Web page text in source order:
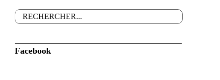
Formulaire de recherche
Rechercher
Facebook